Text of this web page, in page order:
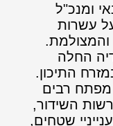
ומנכ"ל
עשרות
והמצולמת.
החלה
התיכון.
מפתח רבים
השידור,
שטחים,